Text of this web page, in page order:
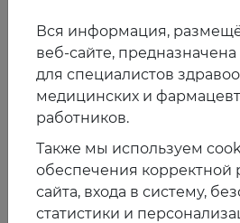
Латыпова Наталья
Александровна
Член правления
Республика Казахстан
Вся информация,
веб-сайте,
для специалистов
медицинских и
работников.
Также мы используем
обеспечения корректной
сайта, входа в систему,
статистики и